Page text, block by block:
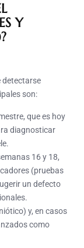
Y
detectarse
son:
que es hoy
diagnosticar
16 y 18,
(pruebas
un defecto
y, en casos
como